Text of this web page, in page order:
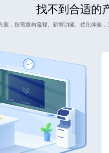
找不到合适的
案，按需重构流程、新增功能、优化体验